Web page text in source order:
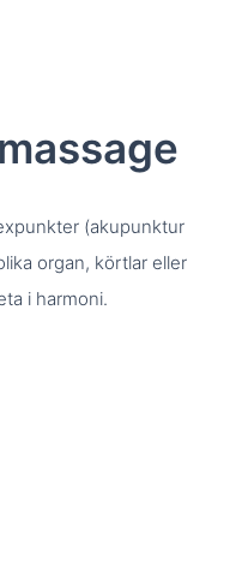
(akupunktur
organ, körtlar eller
i harmoni.